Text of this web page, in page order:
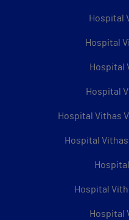
Hospital
Hospital
Hospital
Hospital
Hospital Vithas
Hospital
Hospital
Hospital